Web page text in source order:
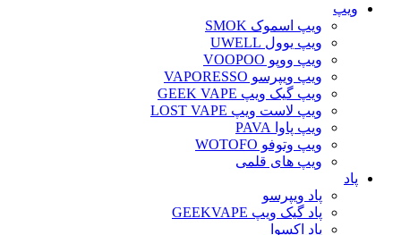
ویپ‌
ویپ اسموک SMOK
ویپ یوول UWELL
ویپ ووپو VOOPOO
ویپ ویپرسو VAPORESSO
ویپ گیک ویپ GEEK VAPE
ویپ لاست ویپ LOST VAPE
ویپ پاوا PAVA
ویپ وتوفو WOTOFO
ویپ های قلمی
پاد
پاد ویپرسو
پاد گیک ویپ GEEKVAPE
پاد اکسوا